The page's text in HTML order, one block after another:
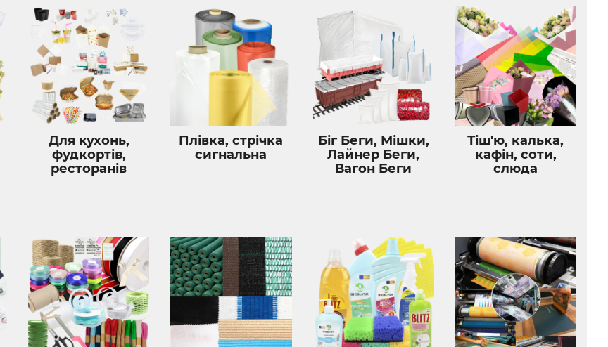
Для кухонь,
фудкортів,
ресторанів
Плівка, стрічка
сигнальна
Біг Беги, Мішки,
Лайнер Беги,
Вагон Беги
Тіш'ю, калька,
кафін, соти,
слюда